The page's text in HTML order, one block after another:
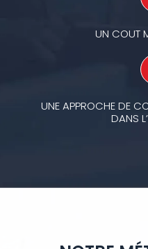
UN COUT
UNE APPROCHE DE
DANS